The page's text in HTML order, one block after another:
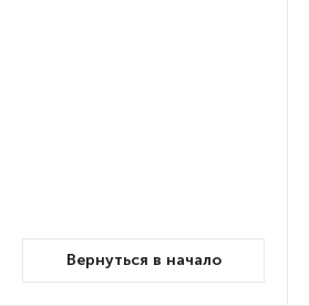
Вернуться в начало